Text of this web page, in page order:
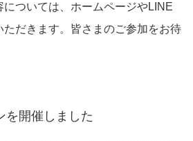
ついては、ホームページやLINE
ただきます。皆さまのご参加をお待
を開催しました